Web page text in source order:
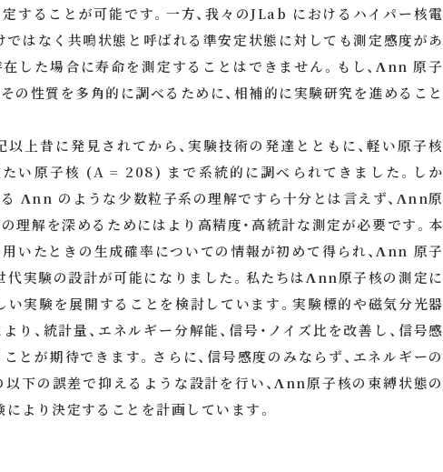
することが可能です。一方、我々のJLab におけるハイパー核電
はなく共鳴状態と呼ばれる準安定状態に対しても測定感度があ
在した場合に寿命を測定することはできません。もし、Λnn 原子
の性質を多角的に調べるために、相補的に実験研究を進めること
上昔に発見されてから、実験技術の発達とともに、軽い原子核
い原子核 (A = 208) まで系統的に調べられてきました。しか
る Λnn のような少数粒子系の理解ですら十分とは言えず、Λnn原
理解を深めるためにはより高精度・高統計な測定が必要です。本
用いたときの生成確率についての情報が初めて得られ、Λnn 原子
代実験の設計が可能になりました。私たちはΛnn原子核の測定に
い実験を展開することを検討しています。実験標的や磁気分光器
り、統計量、エネルギー分解能、信号・ノイズ比を改善し、信号感
とが期待できます。さらに、信号感度のみならず、エネルギーの
下の誤差で抑えるような設計を行い、Λnn原子核の束縛状態の
より決定することを計画しています。